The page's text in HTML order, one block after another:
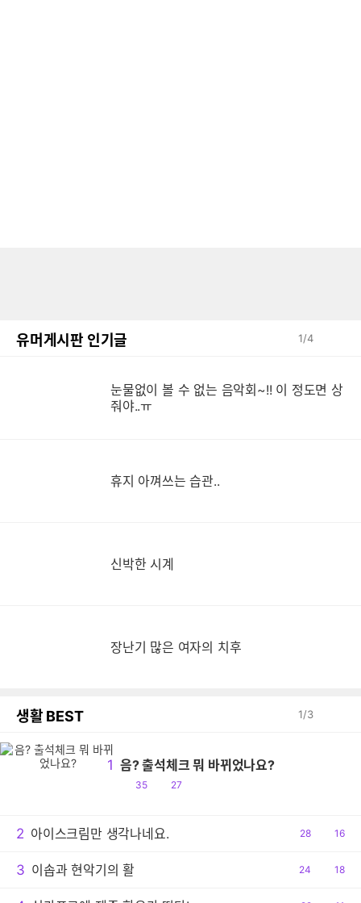
유머게시판 인기글 1/4
눈물없이 볼 수 없는 음악회~!! 이 정도면 상
줘야..ㅠ
휴지 아껴쓰는 습관..
신박한 시계
장난기 많은 여자의 치후
생활 BEST 1/3
1 음? 출석체크 뭐 바뀌었나요?
공
35
댓
27
2 아이스크림만 생각나네요.
공
28
댓
16
3 이솝과 현악기의 활
공
24
댓
18